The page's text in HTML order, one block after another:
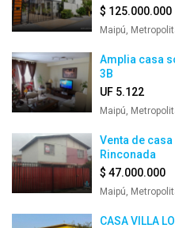
$ 125.000.000
Maipú,
Amplia casa
3B
UF 5.122
Maipú,
Venta de
Rinconada
$ 47.000.000
Maipú,
CASA VILLA